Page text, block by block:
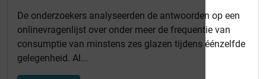
De onderzoekers analyseerden de antwoorden op een
onlinevragenlijst over onder meer de frequentie van
consumptie van minstens zes glazen tijdens éénzelfde
gelegenheid. Al...